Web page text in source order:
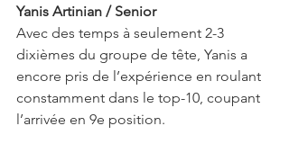
Yanis Artinian / Senior
Avec des temps à seulement 2-3
dixièmes du groupe de tête, Yanis a
encore pris de l’expérience en roulant
constamment dans le top-10, coupant
l’arrivée en 9e position.